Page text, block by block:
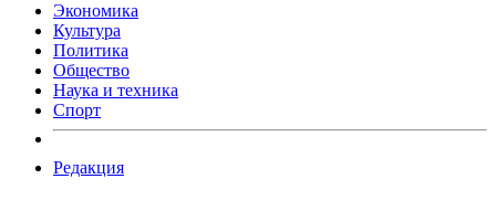
Экономика
Культура
Политика
Общество
Наука и техника
Спорт
Редакция